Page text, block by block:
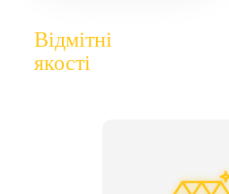
Відмітні
якості